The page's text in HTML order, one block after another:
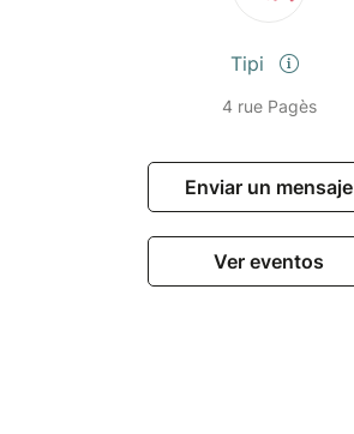
Tipi
4 rue Pagès
Enviar un mensaje
Ver eventos